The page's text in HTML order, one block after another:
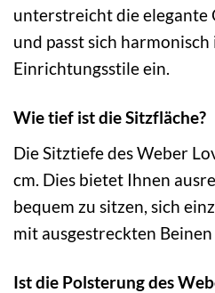
unterstreicht die elegante
und passt sich
Einrichtungsstile ein.
Wie tief ist die Sitzfläche?
Die Sitztiefe des Weber
cm. Dies bietet Ihnen
bequem zu sitzen, sich
mit ausgestreckten
Ist die Polsterung des